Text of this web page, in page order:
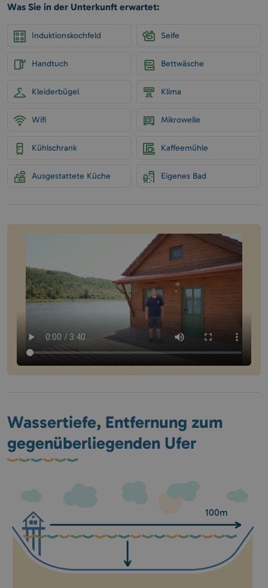
Was Sie in der Unterkunft erwartet:
Induktionskochfeld Seife
Handtuch Bettwäsche
Kleiderbügel Klima
Wifi Mikrowelle
Kühlschrank Kaffeemühle
Ausgestattete Küche Eigenes Bad
Wassertiefe, Entfernung zum
gegenüberliegenden Ufer
100m